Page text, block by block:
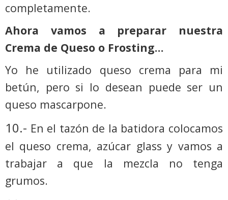
completamente.
Ahora vamos a preparar nuestra
Crema de Queso o Frosting…
Yo he utilizado queso crema para mi
betún, pero si lo desean puede ser un
queso mascarpone.
10.- En el tazón de la batidora colocamos
el queso crema, azúcar glass y vamos a
trabajar a que la mezcla no tenga
grumos.